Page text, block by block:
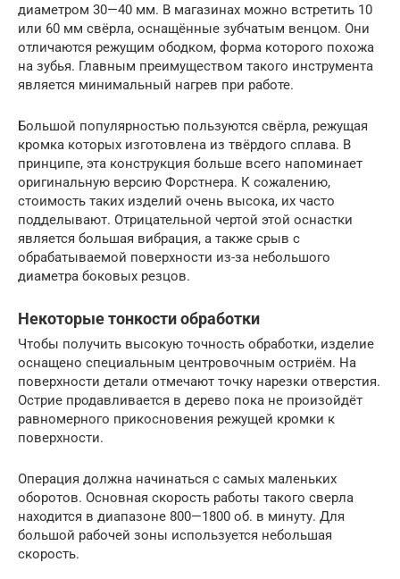
диаметром 30—40 мм. В магазинах можно встретить 10
или 60 мм свёрла, оснащённые зубчатым венцом. Они
отличаются режущим ободком, форма которого похожа
на зубья. Главным преимуществом такого инструмента
является минимальный нагрев при работе.
Большой популярностью пользуются свёрла, режущая
кромка которых изготовлена из твёрдого сплава. В
принципе, эта конструкция больше всего напоминает
оригинальную версию Форстнера. К сожалению,
стоимость таких изделий очень высока, их часто
подделывают. Отрицательной чертой этой оснастки
является большая вибрация, а также срыв с
обрабатываемой поверхности из-за небольшого
диаметра боковых резцов.
Некоторые тонкости обработки
Чтобы получить высокую точность обработки, изделие
оснащено специальным центровочным остриём. На
поверхности детали отмечают точку нарезки отверстия.
Острие продавливается в дерево пока не произойдёт
равномерного прикосновения режущей кромки к
поверхности.
Операция должна начинаться с самых маленьких
оборотов. Основная скорость работы такого сверла
находится в диапазоне 800—1800 об. в минуту. Для
большой рабочей зоны используется небольшая
скорость.